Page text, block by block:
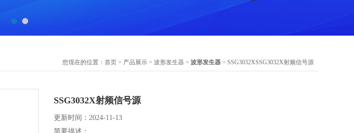
您现在的位置： 首页 > 产品展示 > 波形发生器 > 波形发生器 > SSG3032XSSG3032X射频信号源
SSG3032X射频信号源
更新时间：2024-11-13
简要描述：